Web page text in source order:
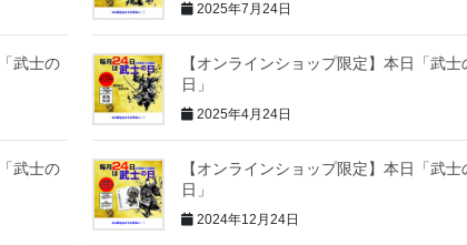
2025年7月24日
武士の
【オンラインショップ限定】本日「武士
日」
2025年4月24日
武士の
【オンラインショップ限定】本日「武士
日」
2024年12月24日